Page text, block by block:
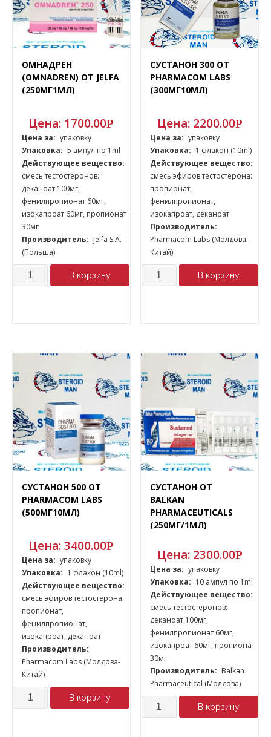
ОМНАДРЕН
(OMNADREN) ОТ JELFA
(250МГ1МЛ)
Цена: 1700.00Р
Цена за: упаковку
Упаковка: 5 ампул по 1ml
Действующее вещество:
смесь тестостеронов:
деканоат 100мг,
фенилпропионат 60мг,
изокапроат 60мг, пропионат
30мг
Производитель: Jelfa S.A.
(Польша)
Количество В корзину
СУСТАНОН 300 ОТ
PHARMACOM LABS
(300МГ10МЛ)
Цена: 2200.00Р
Цена за: упаковку
Упаковка: 1 флакон (10ml)
Действующее вещество:
смесь эфиров тестостерона:
пропионат,
фенилпропионат,
изокапроат, деканоат
Производитель:
Pharmacom Labs (Молдова-
Китай)
Количество В корзину
СУСТАНОН 500 ОТ
PHARMACOM LABS
(500МГ10МЛ)
Цена:3400.00Р
Цена за: упаковку
Упаковка: 1 флакон (10ml)
Действующее вещество:
смесь эфиров тестостерона:
пропионат,
фенилпропионат,
изокапроат, деканоат
Производитель:
Pharmacom Labs (Молдова-
Китай)
Количество В корзину
СУСТАНОН ОТ
BALKAN
PHARMACEUTICALS
(250МГ/1МЛ)
Цена: 2300.00Р
Цена за: упаковку
Упаковка: 10 ампул по 1ml
Действующее вещество:
смесь тестостеронов:
деканоат 100мг,
фенилпропионат 60мг,
изокапроат 60мг, пропионат
30мг
Производитель: Balkan
Pharmaceutical (Молдова)
Количество В корзину